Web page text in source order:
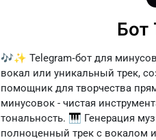
Бот
🎶✨ Telegram‑бот для
вокал или уникальный трек,
помощник для творчества
минусовок - чистая
тональность. 🎹 Генерация
полноценный трек с вокалом